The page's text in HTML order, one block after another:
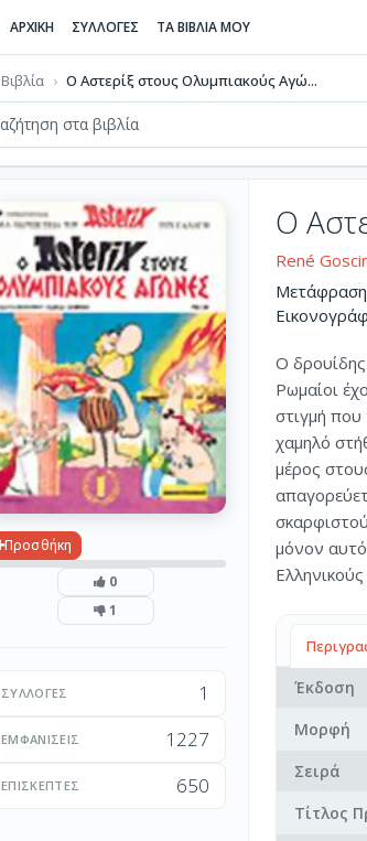
ΑΡΧΙΚΗ ΣΥΛΛΟΓΕΣ ΤΑ ΒΙΒΛΙΑ ΜΟΥ
Βιβλία Ο Αστερίξ στους Ολυμπιακούς Αγώ...
Προσθήκη
0
1
ΣΥΛΛΟΓΈΣ 1
ΕΜΦΑΝΊΣΕΙΣ 1227
ΕΠΙΣΚΈΠΤΕΣ 650
Ο
René
O
Ρωμαίοι
στιγμή
χαμηλό
μέρος
μόνον
Έκδοση
Μορφή
Σειρά
Τίτλος